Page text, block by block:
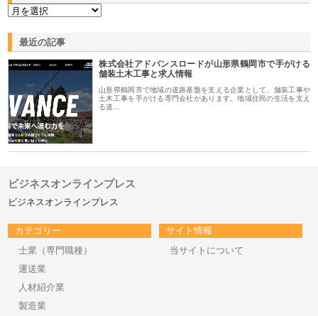
最近の記事
株式会社アドバンスロードが山形県鶴岡市で手がける
舗装土木工事と求人情報
山形県鶴岡市で地域の道路基盤を支える企業として、舗装工事や
土木工事を手がける専門会社があります。地域住民の生活を支え
る道…
ビジネスオンラインプレス
ビジネスオンラインプレス
カテゴリー
士業（専門職種）
運送業
人材紹介業
製造業
サイト情報
当サイトについて